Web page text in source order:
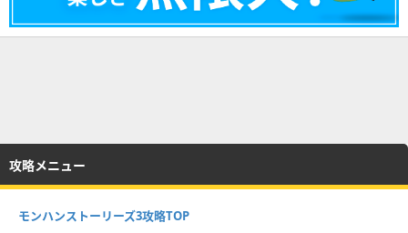
攻略メニュー
モンハンストーリーズ3攻略TOP